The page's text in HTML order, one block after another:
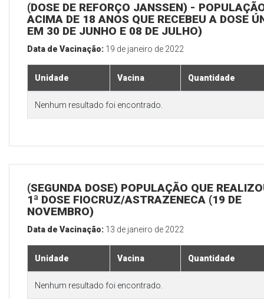
(DOSE DE REFORÇO JANSSEN) -
ACIMA DE 18 ANOS QUE RECEBEU A DOSE
EM 30 DE JUNHO E 08 DE JULHO)
Data de Vacinação: 19 de janeiro de 2022
Unidade Vacina Quantidade
Nenhum resultado foi encontrado.
(SEGUNDA DOSE) POPULAÇÃO QUE
1ª DOSE FIOCRUZ/ASTRAZENECA (19 DE
NOVEMBRO)
Data de Vacinação: 13 de janeiro de 2022
Unidade Vacina Quantidade
Nenhum resultado foi encontrado.